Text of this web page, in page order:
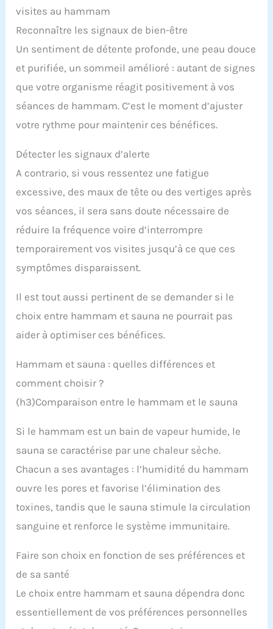
visites au hammam
Reconnaître les signaux de bien-être
Un sentiment de détente profonde, une peau douce
et purifiée, un sommeil amélioré : autant de signes
que votre organisme réagit positivement à vos
séances de hammam. C’est le moment d’ajuster
votre rythme pour maintenir ces bénéfices.
Détecter les signaux d’alerte
A contrario, si vous ressentez une fatigue
excessive, des maux de tête ou des vertiges après
vos séances, il sera sans doute nécessaire de
réduire la fréquence voire d’interrompre
temporairement vos visites jusqu’à ce que ces
symptômes disparaissent.
Il est tout aussi pertinent de se demander si le
choix entre hammam et sauna ne pourrait pas
aider à optimiser ces bénéfices.
Hammam et sauna : quelles différences et
comment choisir ?
(h3)Comparaison entre le hammam et le sauna
Si le hammam est un bain de vapeur humide, le
sauna se caractérise par une chaleur sèche.
Chacun a ses avantages : l’humidité du hammam
ouvre les pores et favorise l’élimination des
toxines, tandis que le sauna stimule la circulation
sanguine et renforce le système immunitaire.
Faire son choix en fonction de ses préférences et
de sa santé
Le choix entre hammam et sauna dépendra donc
essentiellement de vos préférences personnelles